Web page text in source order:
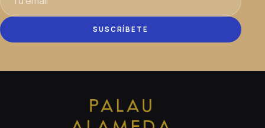
SUSCRÍBETE